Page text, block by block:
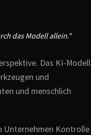
das Modell allein."
Das KI-Modell
und
und menschlich
Unternehmen Kontrolle